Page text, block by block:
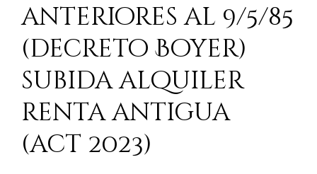
anteriores al 9/5/85
(decreto Boyer)
subida alquiler
renta antigua
(act 2023)